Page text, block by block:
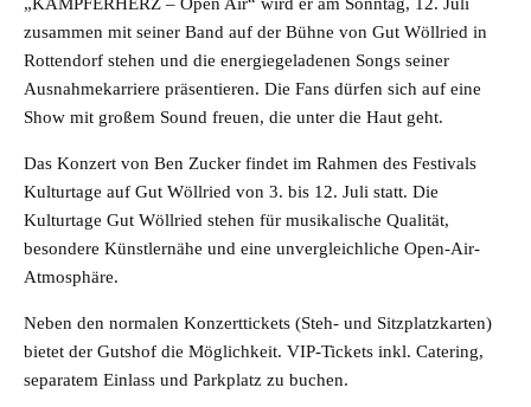
zusammen mit seiner Band auf der Bühne von Gut Wöllried in
Rottendorf stehen und die energiegeladenen Songs seiner
Ausnahmekarriere präsentieren. Die Fans dürfen sich auf eine
Show mit großem Sound freuen, die unter die Haut geht.
Das Konzert von Ben Zucker findet im Rahmen des Festivals
Kulturtage auf Gut Wöllried von 3. bis 12. Juli statt. Die
Kulturtage Gut Wöllried stehen für musikalische Qualität,
besondere Künstlernähe und eine unvergleichliche Open-Air-
Atmosphäre.
Neben den normalen Konzerttickets (Steh- und Sitzplatzkarten)
bietet der Gutshof die Möglichkeit. VIP-Tickets inkl. Catering,
separatem Einlass und Parkplatz zu buchen.